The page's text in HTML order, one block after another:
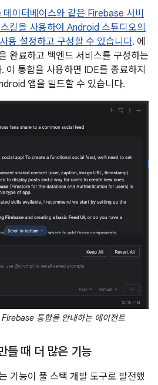
이터베이스와 같은 Firebase 서비
킬을 사용하여 Android 스튜디오의
사용 설정하고 구성할 수 있습니다. 에
완료하고 백엔드 서비스를 구성하는
이 통합을 사용하면 IDE를 종료하지
앱을 빌드할 수 있습니다.
통합을 안내하는 에이전트
들 때 더 많은 기능
기능이 풀 스택 개발 도구로 발전했